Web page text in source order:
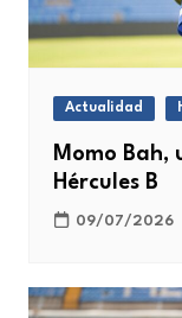
Actualidad
Momo Bah,
Hércules B
09/07/2026